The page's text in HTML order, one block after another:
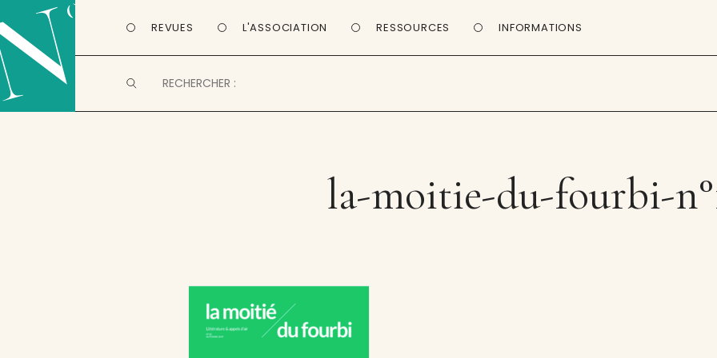
REVUES L'ASSOCIATION RESSOURCES INFORMATIONS
la-moitie-du-fourbi-